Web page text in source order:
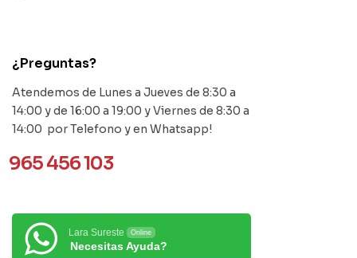
¿Preguntas?
Atendemos de Lunes a Jueves de 8:30 a
14:00 y de 16:00 a 19:00 y Viernes de 8:30 a
14:00 por Telefono y en Whatsapp!
965 456 103
Lara Sureste Online
Necesitas Ayuda?